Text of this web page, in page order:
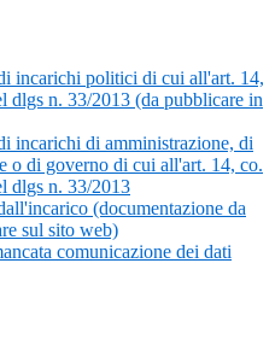
incarichi politici di cui all'art. 14,
dlgs n. 33/2013 (da pubblicare in
incarichi di amministrazione, di
o di governo di cui all'art. 14, co.
dlgs n. 33/2013
(documentazione da
sul sito web)
comunicazione dei dati